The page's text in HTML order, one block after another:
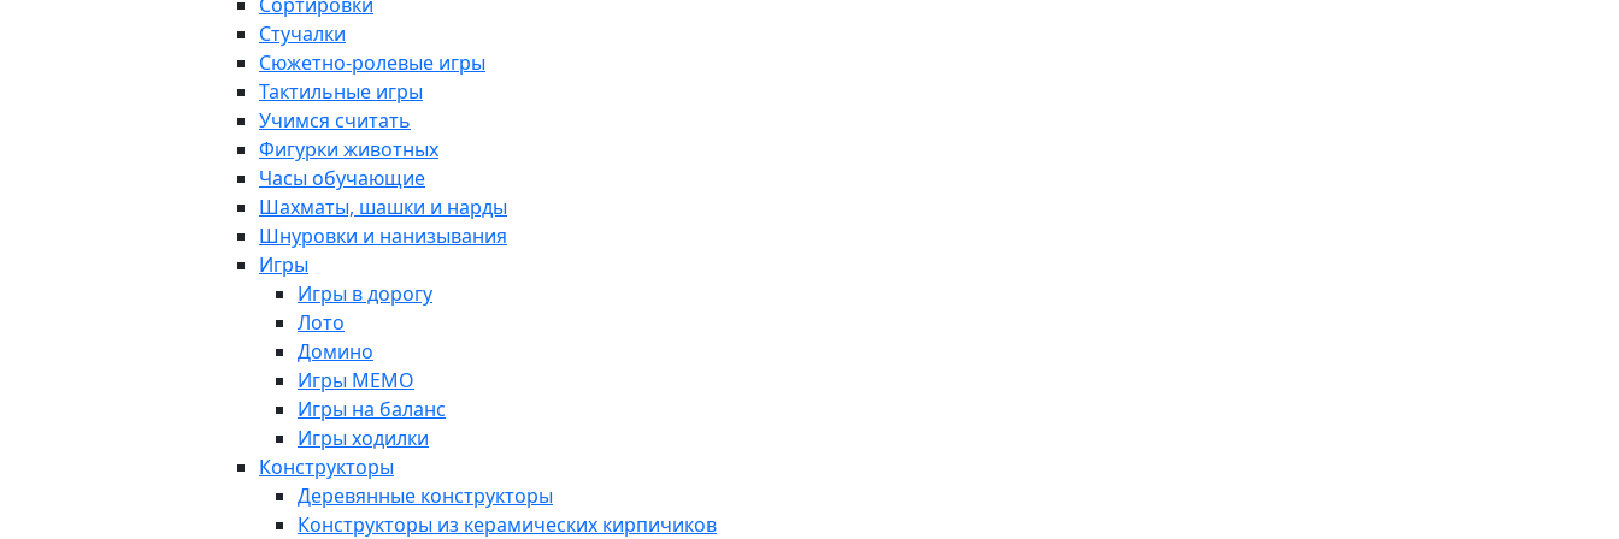
Стучалки
Сюжетно-ролевые игры
Тактильные игры
Учимся считать
Фигурки животных
Часы обучающие
Шахматы, шашки и нарды
Шнуровки и нанизывания
Игры
Игры в дорогу
Лото
Домино
Игры МЕМО
Игры на баланс
Игры ходилки
Конструкторы
Деревянные конструкторы
Конструкторы из керамических кирпичиков